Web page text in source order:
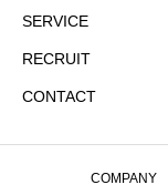
SERVICE
RECRUIT
CONTACT
COMPANY